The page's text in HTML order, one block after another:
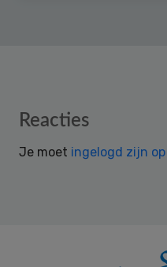
Reader
Reacties
Je moet ingelogd zijn op